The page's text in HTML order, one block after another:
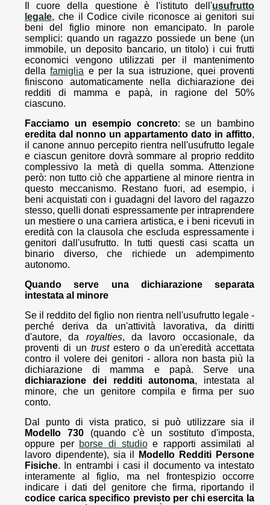
Il cuore della questione è l'istituto dell'usufrutto
legale, che il Codice civile riconosce ai genitori sui
beni del figlio minore non emancipato. In parole
semplici: quando un ragazzo possiede un bene (un
immobile, un deposito bancario, un titolo) i cui frutti
economici vengono utilizzati per il mantenimento
dellafamiglia e per la sua istruzione, quei proventi
finiscono automaticamente nella dichiarazione dei
redditi di mamma e papà, in ragione del 50%
ciascuno.
Facciamo un esempio concreto: se un bambino
eredita dal nonno un appartamento dato in affitto,
il canone annuo percepito rientra nell'usufrutto legale
e ciascun genitore dovrà sommare al proprio reddito
complessivo la metà di quella somma. Attenzione
però: non tutto ciò che appartiene al minore rientra in
questo meccanismo. Restano fuori, ad esempio, i
beni acquistati con i guadagni del lavoro del ragazzo
stesso, quelli donati espressamente per intraprendere
un mestiere o una carriera artistica, e i beni ricevuti in
eredità con la clausola che escluda espressamente i
genitori dall'usufrutto. In tutti questi casi scatta un
binario diverso, che richiede un adempimento
autonomo.
Quando serve una dichiarazione separata
intestata al minore
Se il reddito del figlio non rientra nell'usufrutto legale -
perché deriva da un'attività lavorativa, da diritti
d'autore, da royalties, da lavoro occasionale, da
proventi di un trustestero o da un'eredità accettata
contro il volere dei genitori - allora non basta più la
dichiarazione di mamma e papà. Serve una
dichiarazione dei redditi autonoma, intestata al
minore, che un genitore compila e firma per suo
conto.
Dal punto di vista pratico, si può utilizzare sia il
Modello 730 (quando c'è un sostituto d'imposta,
oppure per borse di studioe rapporti assimilati al
lavoro dipendente), sia il
Modello Redditi Persone
Fisiche. In entrambi i casi il documento va intestato
interamente al figlio, ma nel frontespizio occorre
indicare i dati del genitore che firma, riportando il
codice carica specifico previsto per chi esercita la